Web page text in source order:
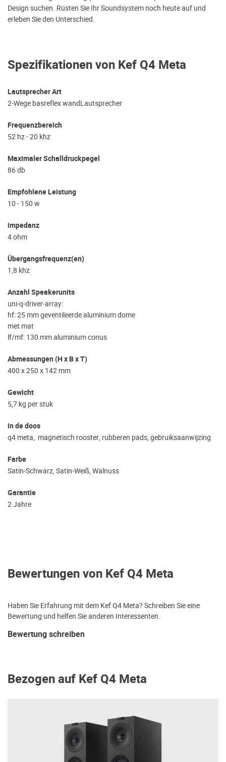
Spezifikationen von Kef Q4 Meta
Lautsprecher Art
2-Wege basreflex wandLautsprecher
Frequenzbereich
52 hz - 20 khz
Maximaler Schalldruckpegel
86 db
Empfohlene Leistung
10 - 150 w
impedanz
4 ohm
Übergangsfrequenz(en)
1,8 khz
Anzahl Speakerunits
uni-q-driver-array:
hf: 25 mm geventileerde aluminium dome
met mat
lf/mf: 130 mm aluminium conus
Abmessungen (H x B x T)
400 x 250 x 142 mm
Gewicht
5,7 kg per stuk
in de doos
q4 meta, magnetisch rooster, rubberen pads, gebruiksaanwijzing
Farbe
Satin-Schwarz, Satin-Weiß, Walnuss
Garantie
2 Jahre
Design suchen. Rüsten Sie Ihr Soundsystem noch heute auf und
erleben Sie den Unterschied.
Bewertungen von Kef Q4 Meta
Haben Sie Erfahrung mit dem Kef Q4 Meta? Schreiben Sie eine
Bewertung und helfen Sie anderen Interessenten.
Bewertung schreiben
Bezogen auf Kef Q4 Meta